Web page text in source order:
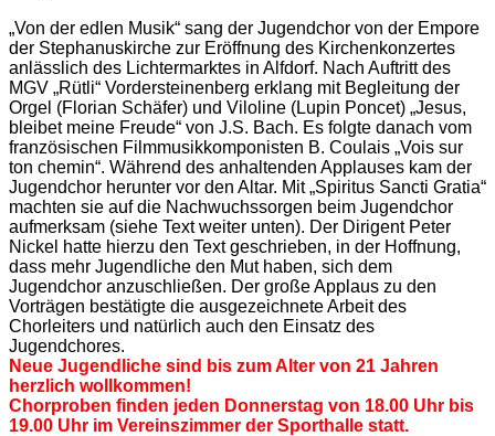
„Von der edlen Musik“ sang der Jugendchor von der Empore
der Stephanuskirche zur Eröffnung des Kirchenkonzertes
anlässlich des Lichtermarktes in Alfdorf. Nach Auftritt des
MGV „Rütli“ Vordersteinenberg erklang mit Begleitung der
Orgel (Florian Schäfer) und Viloline (Lupin Poncet) „Jesus,
bleibet meine Freude“ von J.S. Bach. Es folgte danach vom
französischen Filmmusikkomponisten B. Coulais „Vois sur
ton chemin“. Während des anhaltenden Applauses kam der
Jugendchor herunter vor den Altar. Mit „Spiritus Sancti Gratia“
machten sie auf die Nachwuchssorgen beim Jugendchor
aufmerksam (siehe Text weiter unten). Der Dirigent Peter
Nickel hatte hierzu den Text geschrieben, in der Hoffnung,
dass mehr Jugendliche den Mut haben, sich dem
Jugendchor anzuschließen. Der große Applaus zu den
Vorträgen bestätigte die ausgezeichnete Arbeit des
Chorleiters und natürlich auch den Einsatz des
Jugendchores.
Neue Jugendliche sind bis zum Alter von 21 Jahren
herzlich wollkommen!
Chorproben finden jeden Donnerstag von 18.00 Uhr bis
19.00 Uhr im Vereinszimmer der Sporthalle statt.